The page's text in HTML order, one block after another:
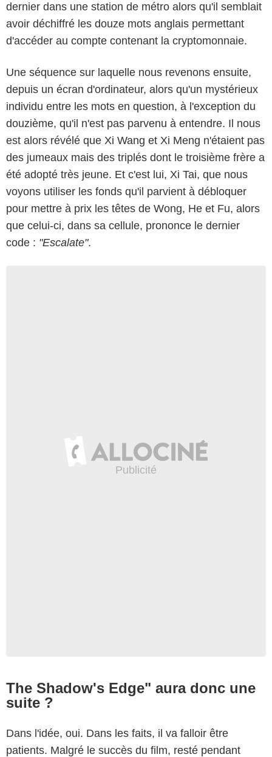
dernier dans une station de métro alors qu'il semblait
avoir déchiffré les douze mots anglais permettant
d'accéder au compte contenant la cryptomonnaie.
Une séquence sur laquelle nous revenons ensuite,
depuis un écran d'ordinateur, alors qu'un mystérieux
individu entre les mots en question, à l'exception du
douzième, qu'il n'est pas parvenu à entendre. Il nous
est alors révélé que Xi Wang et Xi Meng n'étaient pas
des jumeaux mais des triplés dont le troisième frère a
été adopté très jeune. Et c'est lui, Xi Tai, que nous
voyons utiliser les fonds qu'il parvient à débloquer
pour mettre à prix les têtes de Wong, He et Fu, alors
que celui-ci, dans sa cellule, prononce le dernier
code : "Escalate".
The Shadow's Edge" aura donc une
suite ?
Dans l'idée, oui. Dans les faits, il va falloir être
patients. Malgré le succès du film, resté pendant